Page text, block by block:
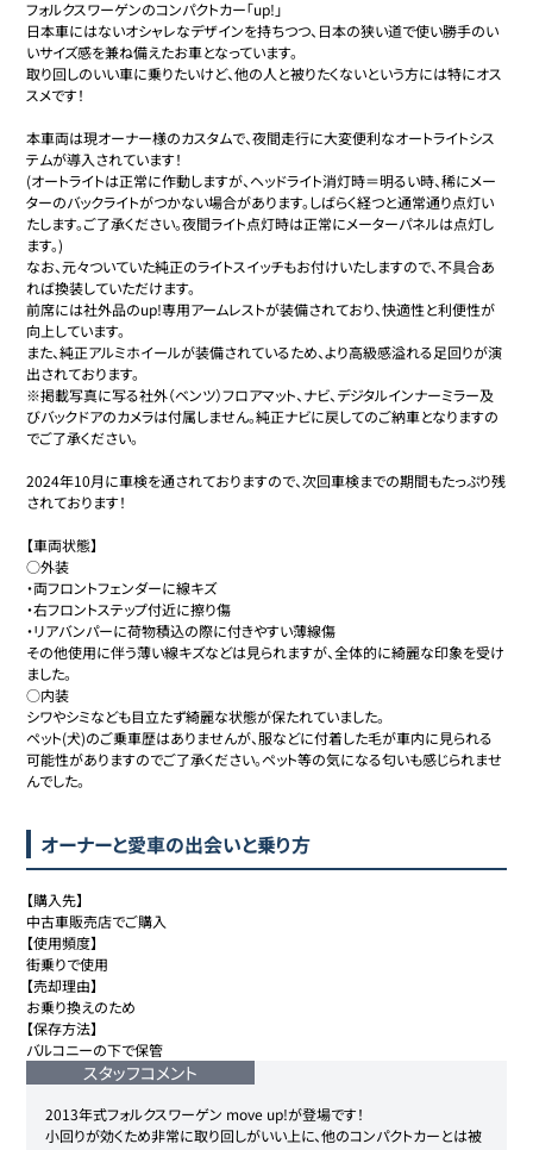
フォルクスワーゲンのコンパクトカー「up!」
日本車にはないオシャレなデザインを持ちつつ、日本の狭い道で使い勝手のい
いサイズ感を兼ね備えたお車となっています。
取り回しのいい車に乗りたいけど、他の人と被りたくないという方には特にオス
スメです！
本車両は現オーナー様のカスタムで、夜間走行に大変便利なオートライトシス
テムが導入されています！
(オートライトは正常に作動しますが、ヘッドライト消灯時＝明るい時、稀にメー
ターのバックライトがつかない場合があります。しばらく経つと通常通り点灯い
たします。ご了承ください。夜間ライト点灯時は正常にメーターパネルは点灯し
ます。)
なお、元々ついていた純正のライトスイッチもお付けいたしますので、不具合あ
れば換装していただけます。
前席には社外品のup!専用アームレストが装備されており、快適性と利便性が
向上しています。
また、純正アルミホイールが装備されているため、より高級感溢れる足回りが演
出されております。
※掲載写真に写る社外（ベンツ）フロアマット、ナビ、デジタルインナーミラー及
びバックドアのカメラは付属しません。純正ナビに戻してのご納車となりますの
でご了承ください。
2024年10月に車検を通されておりますので、次回車検までの期間もたっぷり残
されております！
【車両状態】
○外装
・両フロントフェンダーに線キズ
・右フロントステップ付近に擦り傷
・リアバンパーに荷物積込の際に付きやすい薄線傷
その他使用に伴う薄い線キズなどは見られますが、全体的に綺麗な印象を受け
ました。
○内装
シワやシミなども目立たず綺麗な状態が保たれていました。
ペット(犬)のご乗車歴はありませんが、服などに付着した毛が車内に見られる
可能性がありますのでご了承ください。ペット等の気になる匂いも感じられませ
んでした。
オーナーと愛車の出会いと乗り方
【購入先】
中古車販売店でご購入
【使用頻度】
街乗りで使用
【売却理由】
お乗り換えのため
【保存方法】
バルコニーの下で保管
スタッフコメント
2013年式フォルクスワーゲン move up!が登場です！
小回りが効くため非常に取り回しがいい上に、他のコンパクトカーとは被